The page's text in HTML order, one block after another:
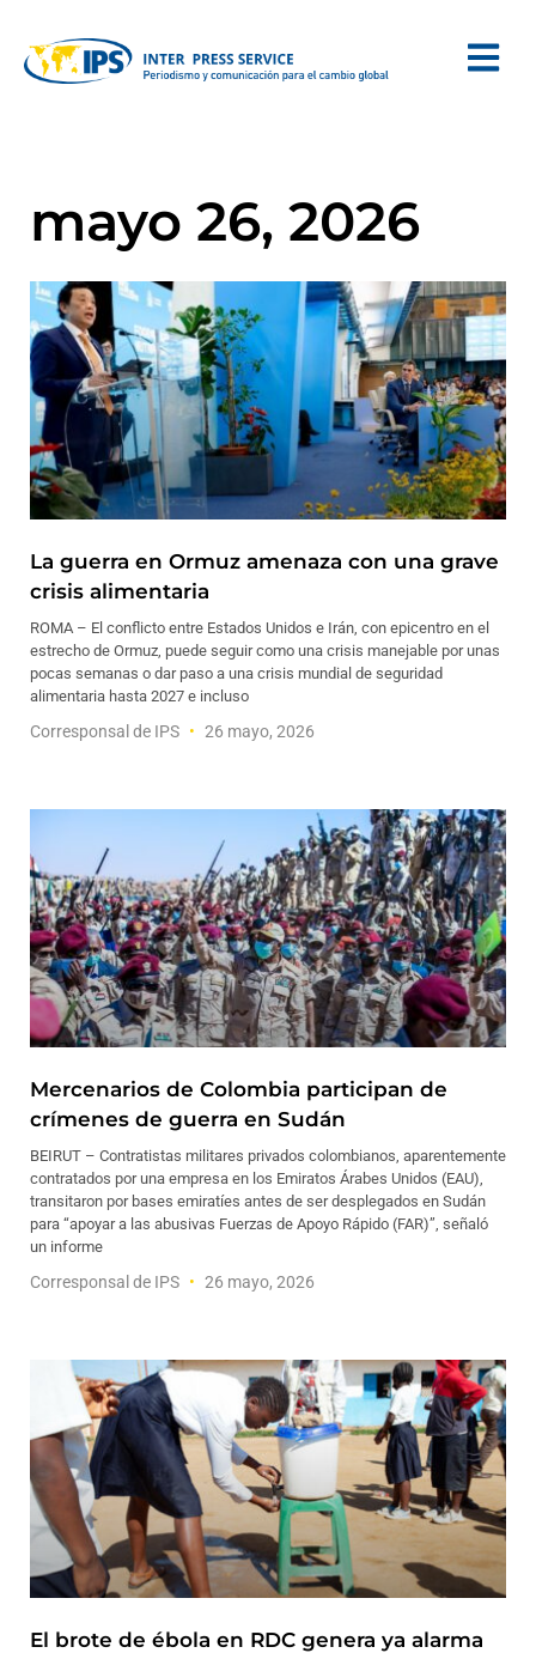
mayo 26, 2026
La guerra en Ormuz amenaza con una grave
crisis alimentaria
ROMA – El conflicto entre Estados Unidos e Irán, con epicentro en el
estrecho de Ormuz, puede seguir como una crisis manejable por unas
pocas semanas o dar paso a una crisis mundial de seguridad
alimentaria hasta 2027 e incluso
Corresponsal de IPS 26 mayo, 2026
Mercenarios de Colombia participan de
crímenes de guerra en Sudán
BEIRUT – Contratistas militares privados colombianos, aparentemente
contratados por una empresa en los Emiratos Árabes Unidos (EAU),
transitaron por bases emiratíes antes de ser desplegados en Sudán
para “apoyar a las abusivas Fuerzas de Apoyo Rápido (FAR)”, señaló
un informe
Corresponsal de IPS 26 mayo, 2026
El brote de ébola en RDC genera ya alarma